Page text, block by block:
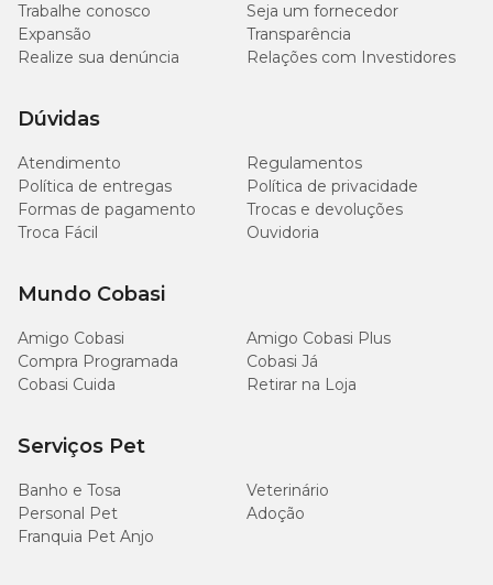
Trabalhe conosco
Seja um fornecedor
Expansão
Transparência
Realize sua denúncia
Relações com Investidores
Dúvidas
Atendimento
Regulamentos
Política de entregas
Política de privacidade
Formas de pagamento
Trocas e devoluções
Troca Fácil
Ouvidoria
Mundo Cobasi
Amigo Cobasi
Amigo Cobasi Plus
Compra Programada
Cobasi Já
Cobasi Cuida
Retirar na Loja
Serviços Pet
Banho e Tosa
Veterinário
Personal Pet
Adoção
Franquia Pet Anjo